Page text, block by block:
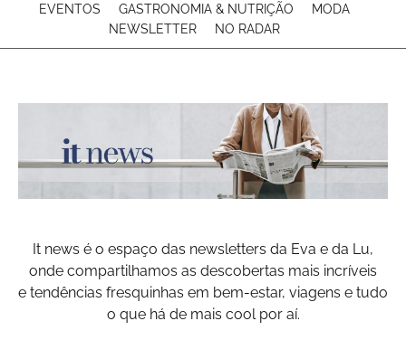
EVENTOS
GASTRONOMIA & NUTRIÇÃO
MODA
NEWSLETTER
NO RADAR
It news é o espaço das newsletters da Eva e da Lu,
onde compartilhamos as descobertas mais incríveis
e tendências fresquinhas em bem-estar, viagens e tudo
o que há de mais cool por aí.